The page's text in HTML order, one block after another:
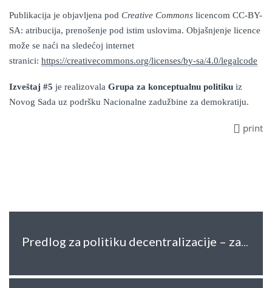
Publikacija je objavljena pod Creative Commons licencom CC-BY-
SA: atribucija, prenošenje pod istim uslovima. Objašnjenje licence
može se naći na sledećoj internet
stranici: https://creativecommons.org/licenses/by-sa/4.0/legalcode
Izveštaj #5 je realizovala Grupa za konceptualnu politiku iz
Novog Sada uz podršku Nacionalne zadužbine za demokratiju.
print
Predlog za politiku decentralizacije – za očuvanje građanskog karaktera mesne samouprave